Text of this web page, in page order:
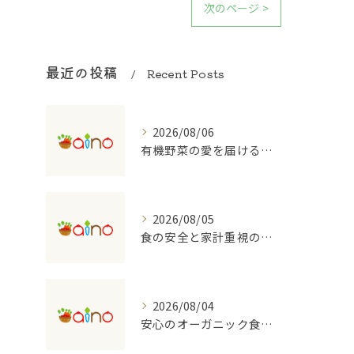
次のページ >
最近の投稿 Recent Posts
2026/08/06
有機野菜の愛を届ける宅配の魅力
2026/08/05
食の安全と家計重視の有機野菜宅配を大阪府で始めるコツ
2026/08/04
安心のオーガニック食品を支える宅配のしくみ